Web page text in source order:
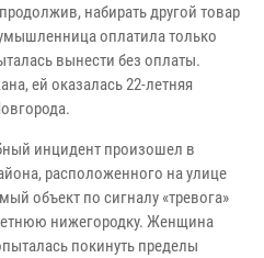
набирать другой товар
оплатила только
вынести без оплаты.
ей оказалась 22-летняя
инцидент произошел в
расположенного на улице
объект по сигналу «тревога»
нижегородку. Женщина
покинуть пределы